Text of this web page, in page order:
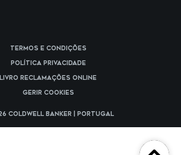
Termos e Condições
Política Privacidade
Livro reclamações online
Gerir cookies
Coldwell Banker | Portugal